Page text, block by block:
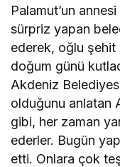
Palamut’un
sürpriz yapan
ederek, oğlu
doğum günü
Akdeniz
olduğunu anlatan
gibi, her zaman
ederler. Bugün
etti. Onlara çok